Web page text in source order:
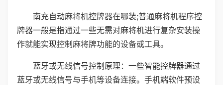
南充自动麻将机控牌器在哪装;普通麻将机程序控
牌器一般是指通过一些无需对麻将机进行复杂安装操
作就能实现控制麻将牌功能的设备或工具。
蓝牙或无线信号控制原理：一些智能控牌器通过
蓝牙或无线信号与手机等设备连接。手机端软件预设